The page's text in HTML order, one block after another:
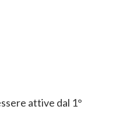
attive dal 1°